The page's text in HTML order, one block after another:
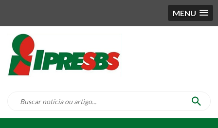
MENU